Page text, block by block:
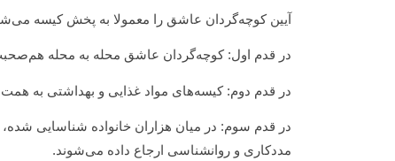
آیین کوچه‌گردان عاشق را معمولا به پخش کیسه
در قدم اول: کوچه‌گردان عاشق محله به محله
در قدم دوم: کیسه‌های مواد غذایی و بهداشتی به
در قدم سوم: در میان هزاران خانواده شناسایی
مددکاری و روانشناسی ارجاع داده می‌شوند.